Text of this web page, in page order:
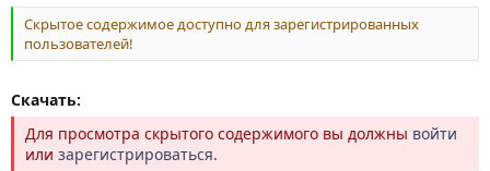
Скрытое содержимое доступно для зарегистрированных
пользователей!
Скачать:
Для просмотра скрытого содержимого вы должны войти
или зарегистрироваться.